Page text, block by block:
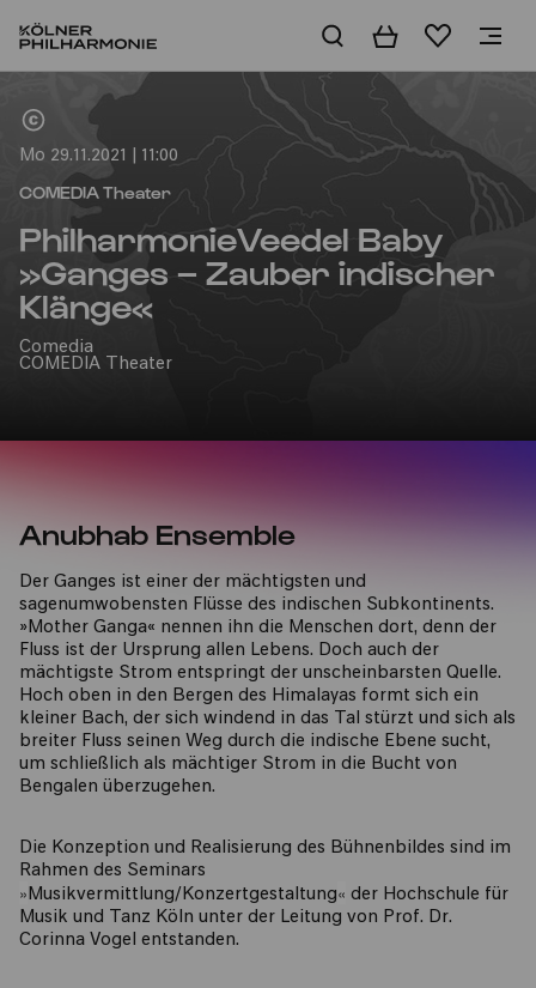
WarenkorbMerkliste
Mo 29.11.2021 | 11:00
COMEDIA Theater
PhilharmonieVeedel Baby
»Ganges – Zauber indischer
Klänge«
Comedia
COMEDIA Theater
Anubhab Ensemble
Der Ganges ist einer der mächtigsten und
sagenumwobensten Flüsse des indischen Subkontinents.
»Mother Ganga« nennen ihn die Menschen dort, denn der
Fluss ist der Ursprung allen Lebens. Doch auch der
mächtigste Strom entspringt der unscheinbarsten Quelle.
Hoch oben in den Bergen des Himalayas formt sich ein
kleiner Bach, der sich windend in das Tal stürzt und sich als
breiter Fluss seinen Weg durch die indische Ebene sucht,
um schließlich als mächtiger Strom in die Bucht von
Bengalen überzugehen.
Die Konzeption und Realisierung des Bühnenbildes sind im
Rahmen des Seminars
»Musikvermittlung/Konzertgestaltung« der Hochschule für
Musik und Tanz Köln unter der Leitung von Prof. Dr.
Corinna Vogel entstanden.